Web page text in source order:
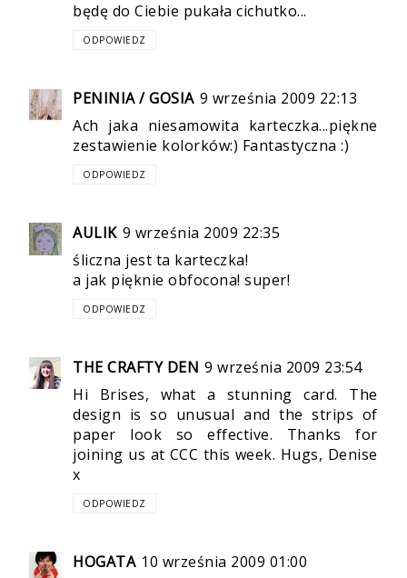
będę do Ciebie pukała cichutko...
ODPOWIEDZ
PENINIA / GOSIA 9 września 2009 22:13
Ach jaka niesamowita karteczka...piękne
zestawienie kolorków:) Fantastyczna :)
ODPOWIEDZ
AULIK 9 września 2009 22:35
śliczna jest ta karteczka!
a jak pięknie obfocona! super!
ODPOWIEDZ
THE CRAFTY DEN 9 września 2009 23:54
Hi Brises, what a stunning card. The
design is so unusual and the strips of
paper look so effective. Thanks for
joining us at CCC this week. Hugs, Denise
x
ODPOWIEDZ
HOGATA 10 września 2009 01:00